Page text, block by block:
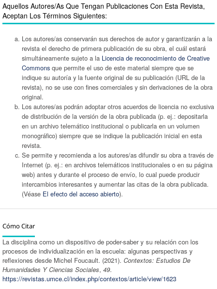
Aquellos Autores/as Que Tengan Publicaciones Con Esta Revista,
Aceptan Los Términos Siguientes:
Los autores/as conservarán sus derechos de autor y garantizarán a la
revista el derecho de primera publicación de su obra, el cuál estará
simultáneamente sujeto a la Licencia de reconocimiento de Creative
Commonsque permite el uso de este material siempre que se
indique su autoría y la fuente original de su publicación (URL de la
revista), no se use con fines comerciales y sin derivaciones de la obra
original.
Los autores/as podrán adoptar otros acuerdos de licencia no exclusiva
de distribución de la versión de la obra publicada (p. ej.: depositarla
en un archivo telemático institucional o publicarla en un volumen
monográfico) siempre que se indique la publicación inicial en esta
revista.
Se permite y recomienda a los autores/as difundir su obra a través de
Internet (p. ej.: en archivos telemáticos institucionales o en su página
web) antes y durante el proceso de envío, lo cual puede producir
intercambios interesantes y aumentar las citas de la obra publicada.
(Véase El efecto del acceso abierto).
Cómo Citar
La disciplina como un dispositivo de poder-saber y su relación con los
procesos de individualización en la escuela: algunas perspectivas y
reflexiones desde Michel Foucault. (2021). Contextos: Estudios De
Humanidades Y Ciencias Sociales, 49.
https://revistas.umce.cl/index.php/contextos/article/view/1623